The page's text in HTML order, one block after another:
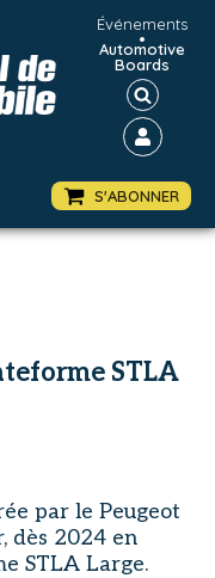
Événements
•
Automotive
Boards
S'ABONNER
STLA
par le Peugeot
dès 2024 en
STLA Large.